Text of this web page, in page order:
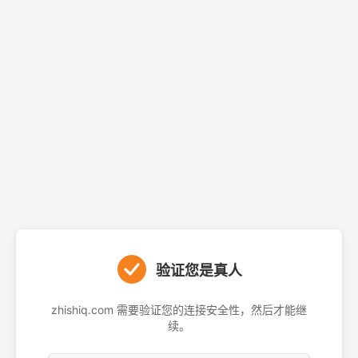
验证您是真人
zhishiq.com 需要验证您的连接安全性，然后才能继
续。